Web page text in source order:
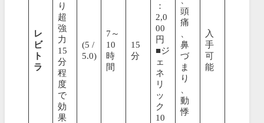
レ
ビ
ト
ラ
り
超
強
力
15
分
程
度
で
効
果
(5 /
5.0)
7～
10
時
間
15
分
：
2,0
00
円
■ジ
ェ
ネ
リ
ッ
ク
10
頭
痛
鼻
づ
ま
り
動
悸
入
手
可
能